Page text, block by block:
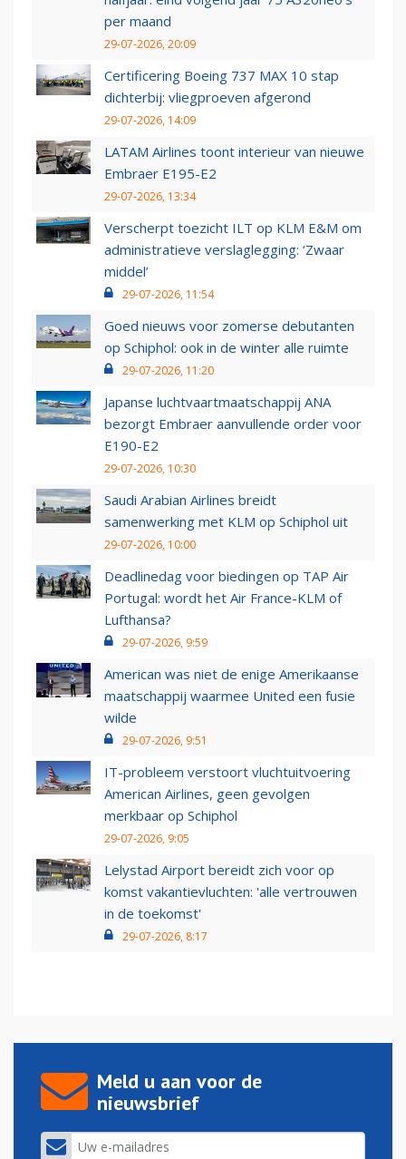
per maand
29-07-2026, 20:09
Certificering Boeing 737 MAX 10 stap
dichterbij: vliegproeven afgerond
29-07-2026, 14:09
LATAM Airlines toont interieur van nieuwe
Embraer E195-E2
29-07-2026, 13:34
Verscherpt toezicht ILT op KLM E&M om
administratieve verslaglegging: ‘Zwaar
middel’
29-07-2026, 11:54
Goed nieuws voor zomerse debutanten
op Schiphol: ook in de winter alle ruimte
29-07-2026, 11:20
Japanse luchtvaartmaatschappij ANA
bezorgt Embraer aanvullende order voor
E190-E2
29-07-2026, 10:30
Saudi Arabian Airlines breidt
samenwerking met KLM op Schiphol uit
29-07-2026, 10:00
Deadlinedag voor biedingen op TAP Air
Portugal: wordt het Air France-KLM of
Lufthansa?
29-07-2026, 9:59
American was niet de enige Amerikaanse
maatschappij waarmee United een fusie
wilde
29-07-2026, 9:51
IT-probleem verstoort vluchtuitvoering
American Airlines, geen gevolgen
merkbaar op Schiphol
29-07-2026, 9:05
Lelystad Airport bereidt zich voor op
komst vakantievluchten: 'alle vertrouwen
in de toekomst'
29-07-2026, 8:17
Meld u aan voor de
nieuwsbrief